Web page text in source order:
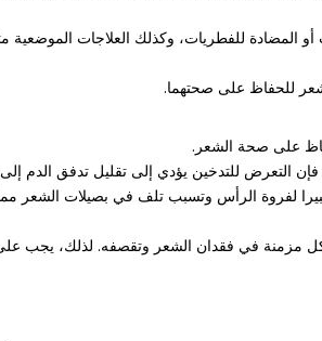
المضادة للفطريات، وكذلك العلاجات
للحفاظ على صحتهما.
على صحة الشعر.
التعرض للتدخين يؤدي إلى تقليل تدفق الدم
لفروة الرأس وتسبب تلف في بصيلات الشعر
مزمنة في فقدان الشعر وتقصفه. لذلك، يجب